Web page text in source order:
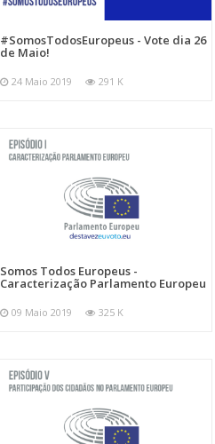
#SomosTodosEuropeus - Vote dia 26
de Maio!
24 Maio 2019 291 K
Somos Todos Europeus -
Caracterização Parlamento Europeu
09 Maio 2019 325 K